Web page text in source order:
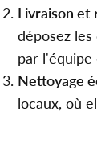
Livraison et
déposez
par l'équipe
Nettoyage
locaux, où